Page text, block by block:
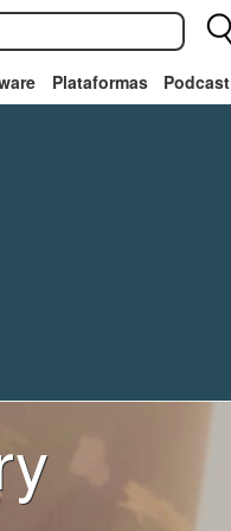
Plataformas Podcast